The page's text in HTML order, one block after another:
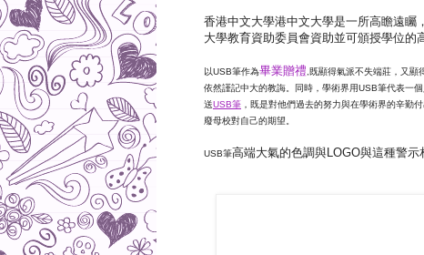
香港中文大學港中文大學是一所高瞻遠矚
大學教育資助委員會資助並可頒授學位的
以USB筆作為畢業贈禮 ,既顯得氣派不失端莊，又
依然謹記中大的教誨。同時，學術界用USB筆代表一
送USB筆 ，既是對他們過去的努力與在學術界的辛勤
廢母校對自己的期望。
USB筆高端大氣的色調與LOGO與這種警示